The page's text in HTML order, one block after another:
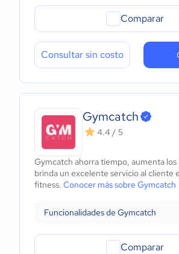
Comparar
Consultar sin costo
Gymcatch
4.4 / 5
Gymcatch ahorra tiempo, aumenta los
brinda un excelente servicio al cliente
fitness. Conocer más sobre Gymcatch
Funcionalidades de Gymcatch
Comparar